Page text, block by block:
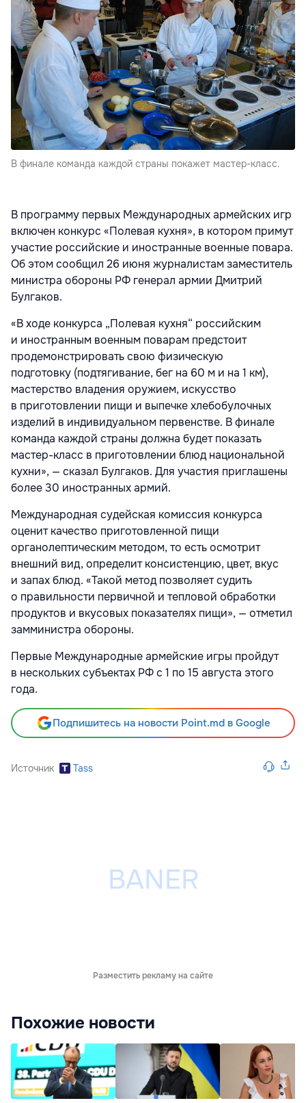
В финале команда каждой страны покажет мастер-класс.
В программу первых Международных армейских игр
включен конкурс «Полевая кухня», в котором примут
участие российские и иностранные военные повара.
Об этом сообщил 26 июня журналистам заместитель
министра обороны РФ генерал армии Дмитрий
Булгаков.
«В ходе конкурса „Полевая кухня“ российским
и иностранным военным поварам предстоит
продемонстрировать свою физическую
подготовку (подтягивание, бег на 60 м и на 1 км),
мастерство владения оружием, искусство
в приготовлении пищи и выпечке хлебобулочных
изделий в индивидуальном первенстве. В финале
команда каждой страны должна будет показать
мастер-класс в приготовлении блюд национальной
кухни», — сказал Булгаков. Для участия приглашены
более 30 иностранных армий.
Международная судейская комиссия конкурса
оценит качество приготовленной пищи
органолептическим методом, то есть осмотрит
внешний вид, определит консистенцию, цвет, вкус
и запах блюд. «Такой метод позволяет судить
о правильности первичной и тепловой обработки
продуктов и вкусовых показателях пищи», — отметил
замминистра обороны.
Первые Международные армейские игры пройдут
в нескольких субъектах РФ с 1 по 15 августа этого
года.
Подпишитесь на новости Point.md в Google
Источник Tass
Разместить рекламу на сайте
Похожие новости